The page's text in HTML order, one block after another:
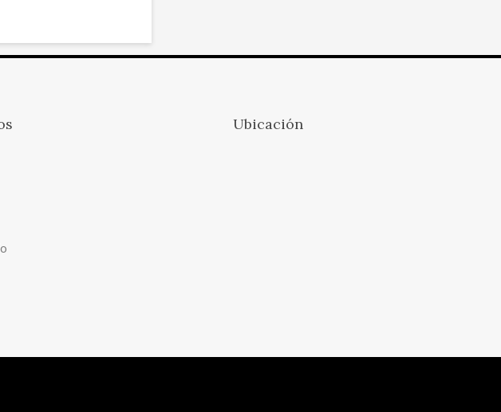
Ubicación